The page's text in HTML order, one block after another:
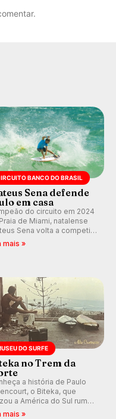
BANCO DO BRASIL
Sena defende
em casa
do circuito em 2024
de Miami, natalense
Sena volta a competir
em busca de manter a
mais »
DO SURFE
no Trem da
a história de Paulo
o Biteka, que
a América do Sul rumo
em uma jornada
mais »